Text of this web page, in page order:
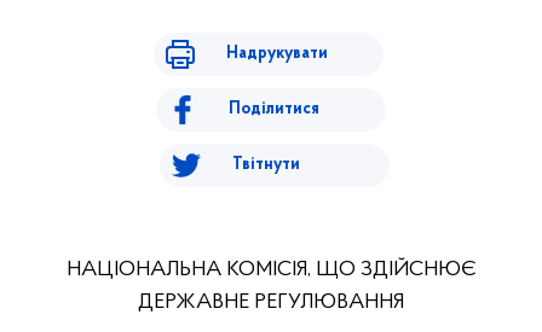
Надрукувати
Поділитися
Твітнути
НАЦІОНАЛЬНА КОМІСІЯ, ЩО ЗДІЙСНЮЄ
ДЕРЖАВНЕ РЕГУЛЮВАННЯ